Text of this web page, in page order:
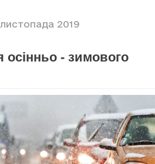
2019
- зимового